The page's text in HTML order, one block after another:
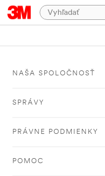
NAŠA SPOLOČNOSŤ
SPRÁVY
PRÁVNE PODMIENKY
POMOC